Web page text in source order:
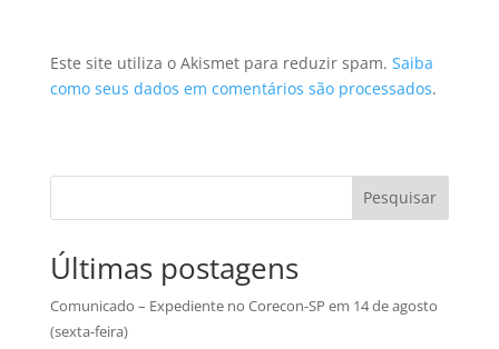
Este site utiliza o Akismet para reduzir spam. Saiba
como seus dados em comentários são processados.
Pesquisar
Últimas postagens
Comunicado – Expediente no Corecon-SP em 14 de agosto
(sexta-feira)